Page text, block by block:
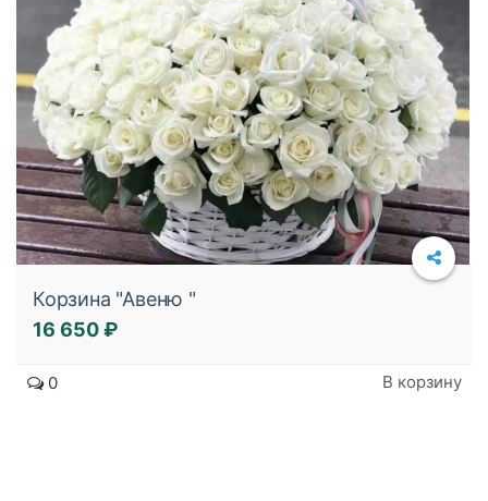
Корзина "Авеню "
16 650 ₽
0 В корзину